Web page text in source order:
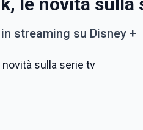
streaming su Disney +